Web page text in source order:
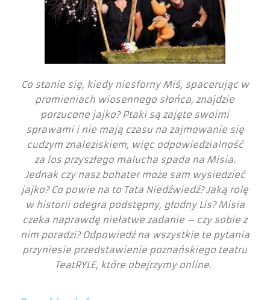
Co stanie się, kiedy niesforny Miś, spacerując w
promieniach wiosennego słońca, znajdzie
porzucone jajko? Ptaki są zajęte swoimi
sprawami i nie mają czasu na zajmowanie się
cudzym znaleziskiem, więc odpowiedzialność
za los przyszłego malucha spada na Misia.
Jednak czy nasz bohater może sam wysiedzieć
jajko? Co powie na to Tata Niedźwiedź? Jaką rolę
w historii odegra podstępny, głodny Lis? Misia
czeka naprawdę niełatwe zadanie – czy sobie z
nim poradzi? Odpowiedź na wszystkie te pytania
przyniesie przedstawienie poznańskiego teatru
TeatRYLE, które obejrzymy online.